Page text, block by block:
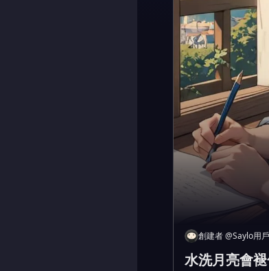
創建者@Saylo用戶
水洗月亮會褪